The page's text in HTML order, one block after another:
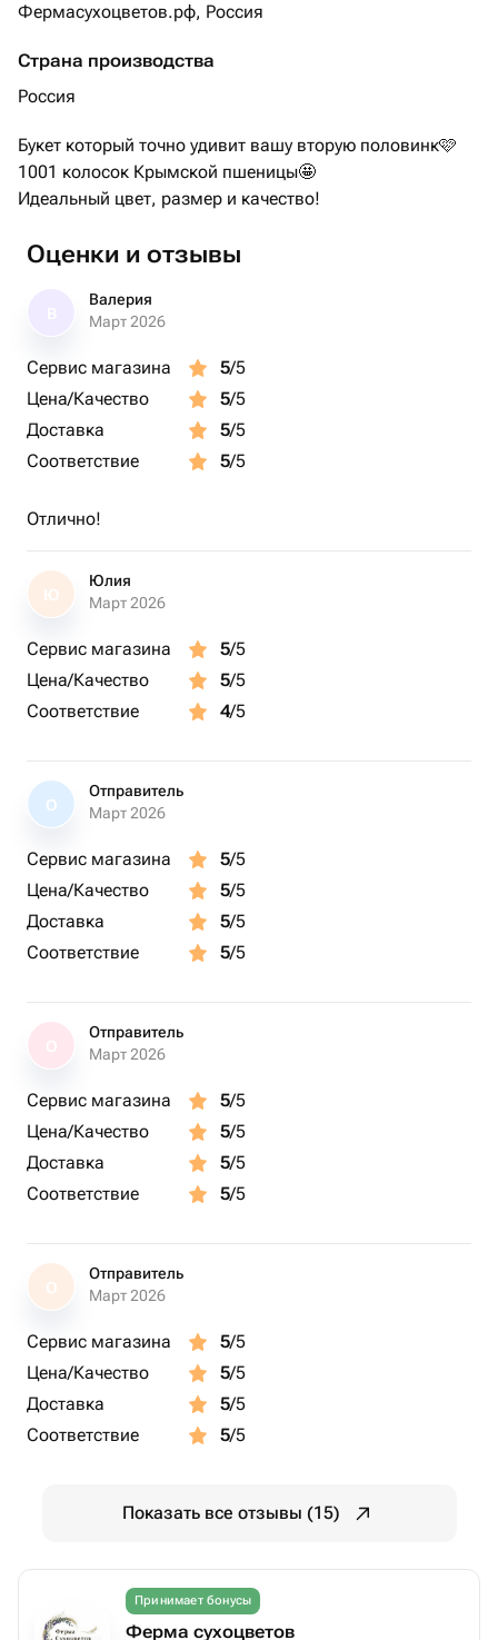
Фермасухоцветов.рф, Россия
Страна производства
Россия
Букет который точно удивит вашу вторую половинк🩷
1001 колосок Крымской пшеницы🤩
Идеальный цвет, размер и качество!
Оценки и отзывы
Валерия
Март 2026
Сервис магазина 5/5
Цена/Качество
5/5
Доставка
5/5
Соответствие
5/5
Отлично!
Ю
Юлия
Март 2026
Сервис магазина 5/5
Цена/Качество
5/5
Соответствие
4/5
О
Отправитель
Март 2026
Сервис магазина 5/5
Цена/Качество
5/5
Доставка
5/5
Соответствие
5/5
Отправитель
Март 2026
Сервис магазина 5/5
Цена/Качество
5/5
Доставка
5/5
Соответствие
5/5
О
Отправитель
Март 2026
Сервис магазина 5/5
Цена/Качество
5/5
Доставка
5/5
Соответствие
5/5
Показать все отзывы (15)
Принимает бонусы
Ферма сухоцветов